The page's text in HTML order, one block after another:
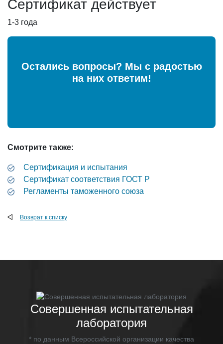
Сертификат действует
1-3 года
Остались вопросы? Мы с радостью
на них ответим!
Смотрите также:
Сертификация и испытания
Cертификат соответствия ГОСТ Р
Регламенты таможенного союза
Возврат к списку
Совершенная испытательная
лаборатория
* по данным Всероссийской организации качества